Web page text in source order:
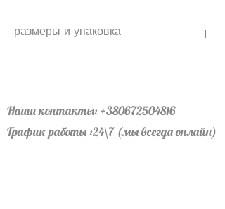
размеры и упаковка
товара
Количество м2 в упаковке – 0,59
Наши контакты: +380672504816
График работы :24\7 (мы всегда онлайн)